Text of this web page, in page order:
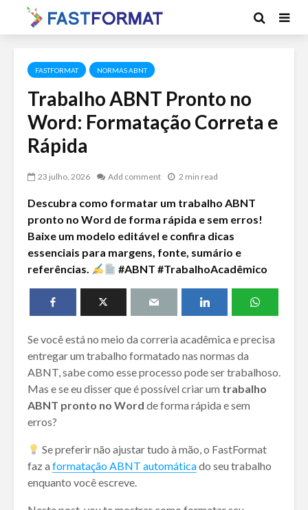
FASTFORMAT NORMAS ABNT
Trabalho ABNT Pronto no
Word: Formatação Correta e
Rápida
23 julho, 2026 Add comment 2 min read
Descubra como formatar um trabalho ABNT
pronto no Word de forma rápida e sem erros!
Baixe um modelo editável e confira dicas
essenciais para margens, fonte, sumário e
referências.
#ABNT #TrabalhoAcadêmico
Se você está no meio da correria acadêmica e precisa
entregar um trabalho formatado nas normas da
ABNT, sabe como esse processo pode ser trabalhoso.
Mas e se eu disser que é possível criar um trabalho
ABNT pronto no Word de forma rápida e sem
erros?
Se preferir não ajustar tudo à mão, o FastFormat
faz a formatação ABNT automáticado seu trabalho
enquanto você escreve.